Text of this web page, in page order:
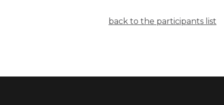
back to the participants list